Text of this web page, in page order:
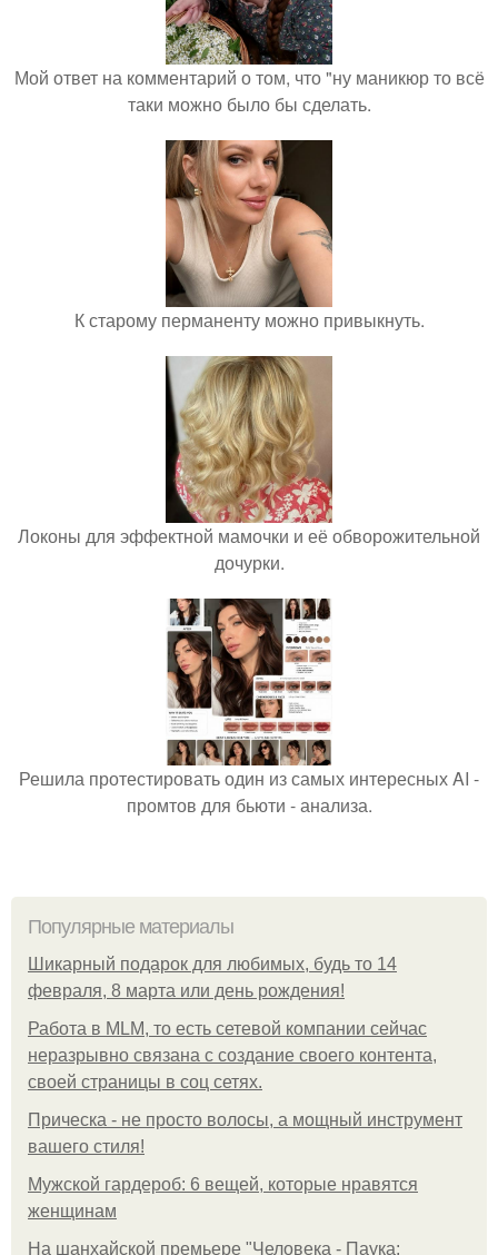
Мой ответ на комментарий о том, что "ну маникюр то всё
таки можно было бы сделать.
К старому перманенту можно привыкнуть.
Локоны для эффектной мамочки и её обворожительной
дочурки.
Решила протестировать один из самых интересных AI -
промтов для бьюти - анализа.
Популярные материалы
Шикарный подарок для любимых, будь то 14
февраля, 8 марта или день рождения!
Работа в MLM, то есть сетевой компании сейчас
неразрывно связана с создание своего контента,
своей страницы в соц сетях.
Прическа - не просто волосы, а мощный инструмент
вашего стиля!
Мужской гардероб: 6 вещей, которые нравятся
женщинам
На шанхайской премьере "Человека - Паука: